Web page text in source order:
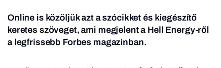
Online is közöljük azt a szócikket és kiegészítő
keretes szöveget, ami megjelent a Hell Energy-ről
a legfrissebb Forbes magazinban.